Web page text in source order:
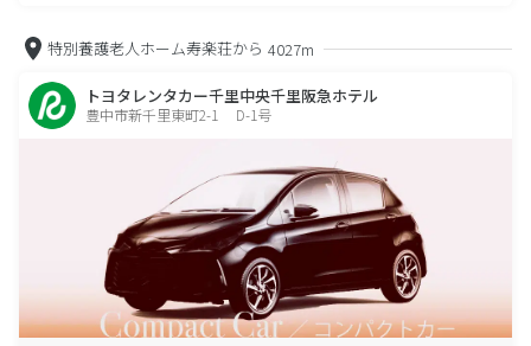
特別養護老人ホーム寿楽荘から 4027m
トヨタレンタカー千里中央千里阪急ホテル
豊中市新千里東町2-1 D-1号